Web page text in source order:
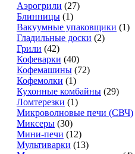
Аэрогрили (27)
Блинницы (1)
Вакуумные упаковщики (1)
Гладильные доски (2)
Грили (42)
Кофеварки (40)
Кофемашины (72)
Кофемолки (1)
Кухонные комбайны (29)
Ломтерезки (1)
Микроволновые печи (СВЧ)
Миксеры (30)
Мини-печи (12)
Мультиварки (13)